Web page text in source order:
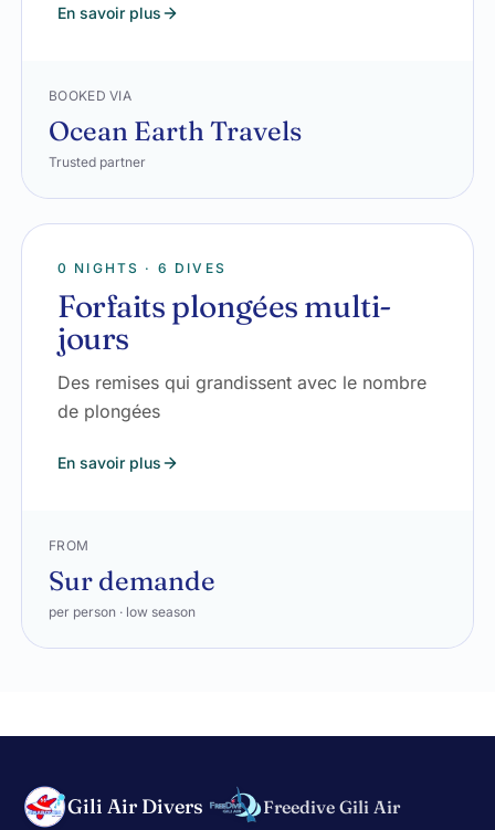
En savoir plus
BOOKED VIA
Ocean Earth Travels
Trusted partner
0 NIGHTS · 6 DIVES
Forfaits plongées multi-
jours
Des remises qui grandissent avec le nombre
de plongées
En savoir plus
FROM
Sur demande
per person · low season
Gili Air Divers Freedive Gili Air